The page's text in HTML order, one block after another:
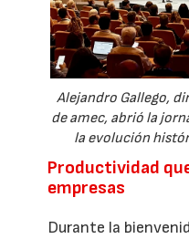
Alejandro Gallego,
de amec, abrió la
la evolución
Productividad
empresas
Durante la